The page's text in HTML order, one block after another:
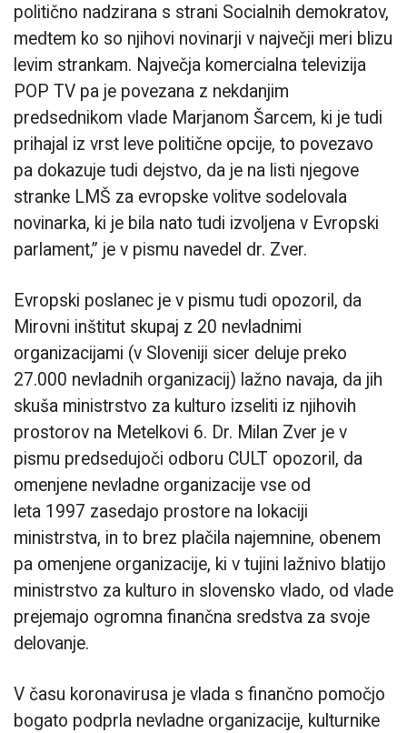
politično nadzirana s strani Socialnih demokratov,
medtem ko so njihovi novinarji v največji meri blizu
levim strankam. Največja komercialna televizija
POP TV pa je povezana z nekdanjim
predsednikom vlade Marjanom Šarcem, ki je tudi
prihajal iz vrst leve politične opcije, to povezavo
pa dokazuje tudi dejstvo, da je na listi njegove
stranke LMŠ za evropske volitve sodelovala
novinarka, ki je bila nato tudi izvoljena v Evropski
parlament,” je v pismu navedel dr. Zver.
Evropski poslanec je v pismu tudi opozoril, da
Mirovni inštitut skupaj z 20 nevladnimi
organizacijami (v Sloveniji sicer deluje preko
27.000 nevladnih organizacij) lažno navaja, da jih
skuša ministrstvo za kulturo izseliti iz njihovih
prostorov na Metelkovi 6. Dr. Milan Zver je v
pismu predsedujoči odboru CULT opozoril, da
omenjene nevladne organizacije vse od
leta 1997 zasedajo prostore na lokaciji
ministrstva, in to brez plačila najemnine, obenem
pa omenjene organizacije, ki v tujini lažnivo blatijo
ministrstvo za kulturo in slovensko vlado, od vlade
prejemajo ogromna finančna sredstva za svoje
delovanje.
V času koronavirusa je vlada s finančno pomočjo
bogato podprla nevladne organizacije, kulturnike